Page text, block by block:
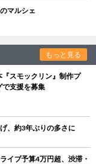
マルシェ
もっと見る
スモックリン』制作プ
支援を募集
、約3年ぶりの多さに
イブ予算4万円超、渋滞・